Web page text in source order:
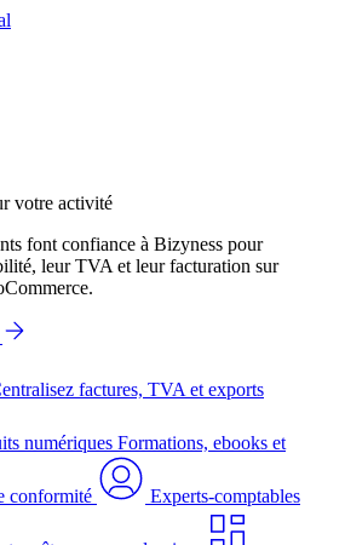
votre activité
font confiance à Bizyness pour
leur TVA et leur facturation sur
factures, TVA et exports
numériques Formations, ebooks et
conformité Experts-comptables